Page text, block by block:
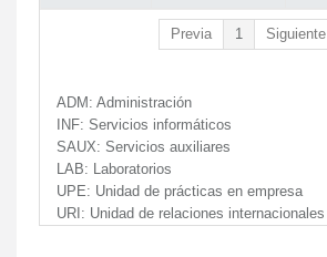
Previa 1 Siguiente
ADM: Administración
INF: Servicios informáticos
SAUX: Servicios auxiliares
LAB: Laboratorios
UPE: Unidad de prácticas en empresa
URI: Unidad de relaciones internacionales